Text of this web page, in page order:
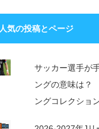
人気の投稿とページ
サッカー選手が
ングの意味は？
ングコレクショ